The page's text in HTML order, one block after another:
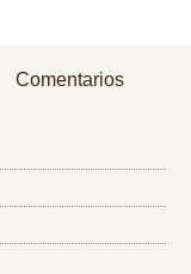
Comentarios